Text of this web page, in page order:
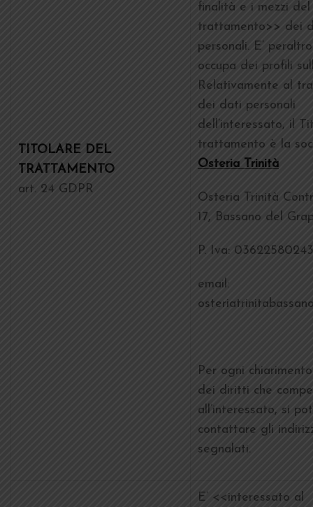
TITOLARE DEL
TRATTAMENTO
art. 24 GDPR
finalità e i mezzi del
trattamento>> dei
personali. E’
occupa dei profili
Relativamente al
dei dati personali
dell’interessato, il
trattamento è la
Osteria Trinità
Osteria Trinità
17, Bassano del
P. Iva: 03622580243
email:
Per ogni
dei diritti che
all’interessato, si
contattare gli
segnalati.
E’ <<interessato al